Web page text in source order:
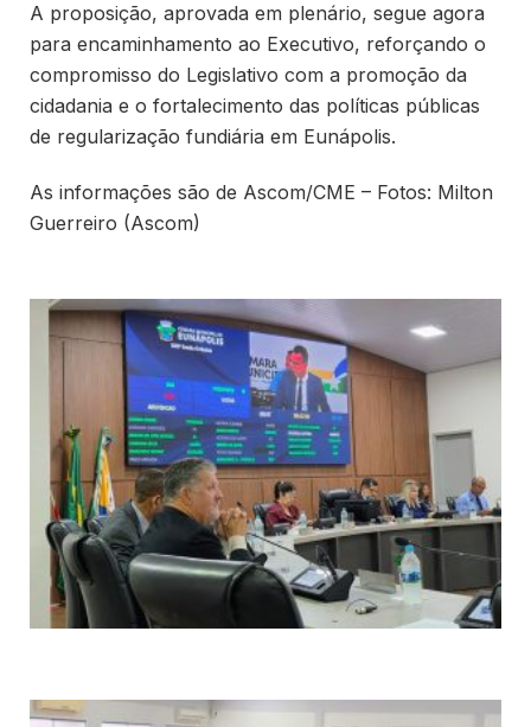
A proposição, aprovada em plenário, segue agora
para encaminhamento ao Executivo, reforçando o
compromisso do Legislativo com a promoção da
cidadania e o fortalecimento das políticas públicas
de regularização fundiária em Eunápolis.
As informações são de Ascom/CME – Fotos: Milton
Guerreiro (Ascom)